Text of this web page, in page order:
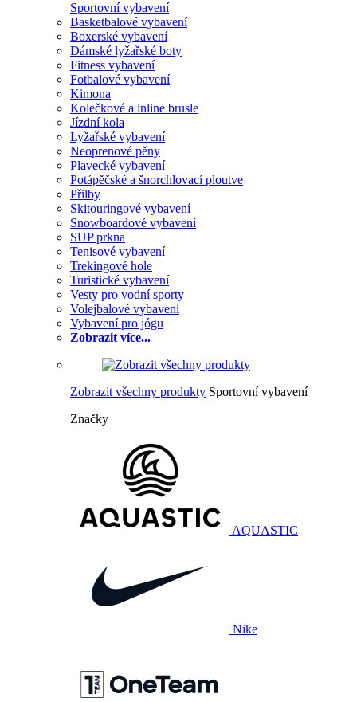
Sportovní vybavení
Basketbalové vybavení
Boxerské vybavení
Dámské lyžařské boty
Fitness vybavení
Fotbalové vybavení
Kimona
Kolečkové a inline brusle
Jízdní kola
Lyžařské vybavení
Neoprenové pěny
Plavecké vybavení
Potápěčské a šnorchlovací ploutve
Přilby
Skitouringové vybavení
Snowboardové vybavení
SUP prkna
Tenisové vybavení
Trekingové hole
Turistické vybavení
Vesty pro vodní sporty
Volejbalové vybavení
Vybavení pro jógu
Zobrazit více...
Zobrazit všechny produkty Sportovní vybavení
Značky
AQUASTIC
Nike